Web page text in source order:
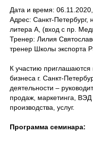
Дата и время:
Адрес: Санкт-Петербург,
литера А, (вход с пр.
Тренер: Лилия
тренер Школы экспорта
К участию приглашаются
бизнеса г. Санкт-
деятельности –
продаж, маркетинга,
производства, услуг.
Программа семинара: